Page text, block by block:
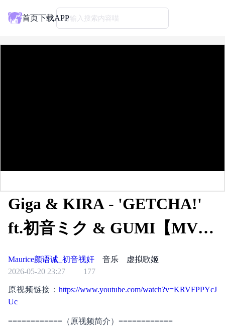
首页下载APP请输入搜索内容喵
Giga & KIRA - 'GETCHA!'
ft.初音ミク & GUMI【MV】
转自：YouTube
Maurice颜语诚_初音视奸 音乐
虚拟歌姬
2026-05-20 23:27
177
原视频链接： https://www.youtube.com/watch?v=KRVFPPYcJ
Uc
============（原视频简介）============